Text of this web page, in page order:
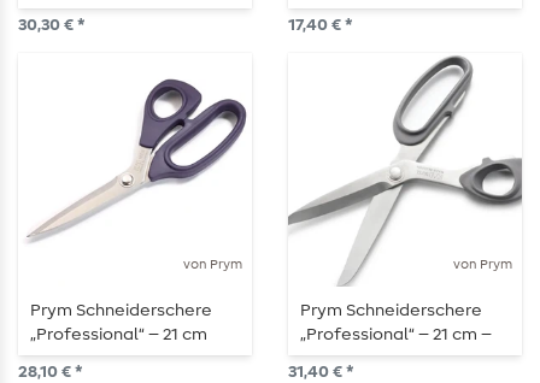
30,30 € * 17,40 € *
von Prym
Prym Schneiderschere
„Professional“ – 21 cm
28,10 € *
von Prym
Prym Schneiderschere
„Professional“ – 21 cm –
Linkshänder
31,40 € *